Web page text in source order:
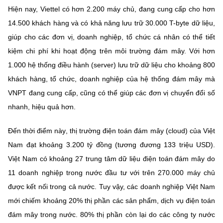
Hiện nay, Viettel có hơn 2.200 máy chủ, đang cung cấp cho hơn
14.500 khách hàng và có khả năng lưu trữ 30.000 T-byte dữ liệu,
giúp cho các đơn vị, doanh nghiệp, tổ chức cá nhân có thể tiết
kiệm chi phí khi hoạt động trên môi trường đám mây. Với hơn
1.000 hệ thống điều hành (server) lưu trữ dữ liệu cho khoảng 800
khách hàng, tổ chức, doanh nghiệp của hệ thống đám mây mà
VNPT đang cung cấp, cũng có thể giúp các đơn vị chuyển đổi số
nhanh, hiệu quả hơn.
Đến thời điểm này, thị trường điện toán đám mây (cloud) của Việt
Nam đạt khoảng 3.200 tỷ đồng (tương đương 133 triệu USD).
Việt Nam có khoảng 27 trung tâm dữ liệu điện toán đám mây do
11 doanh nghiệp trong nước đầu tư với trên 270.000 máy chủ
được kết nối trong cả nước. Tuy vậy, các doanh nghiệp Việt Nam
mới chiếm khoảng 20% thị phần các sản phẩm, dịch vụ điện toán
đám mây trong nước. 80% thị phần còn lại do các công ty nước